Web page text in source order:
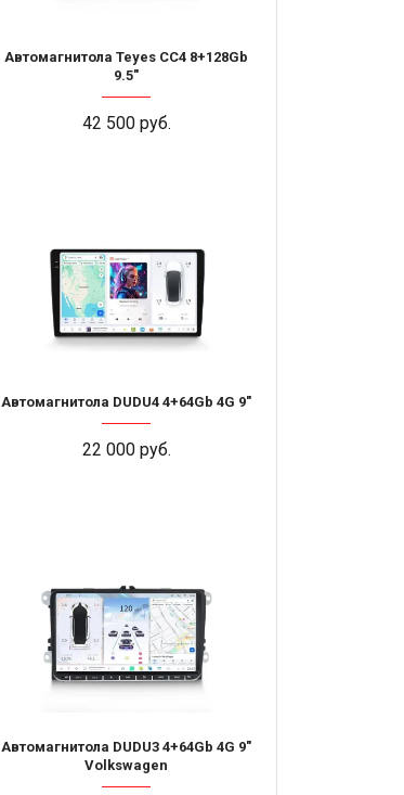
Автомагнитола Teyes CC4 8+128Gb
9.5"
42 500 руб.
Автомагнитола DUDU4 4+64Gb 4G 9"
22 000 руб.
Автомагнитола DUDU3 4+64Gb 4G 9"
Volkswagen